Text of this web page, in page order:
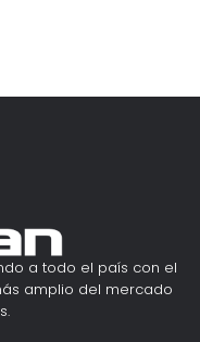
a todo el país con el
amplio del mercado